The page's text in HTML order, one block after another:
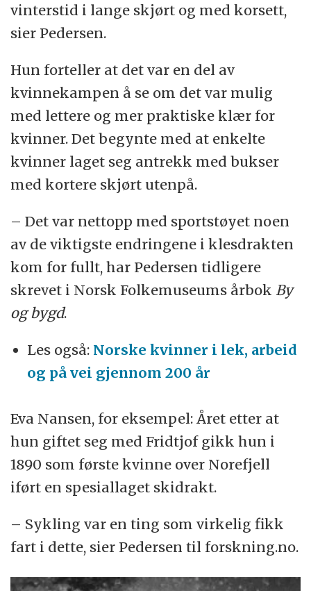
vinterstid i lange skjørt og med korsett,
sier Pedersen.
Hun forteller at det var en del av
kvinnekampen å se om det var mulig
med lettere og mer praktiske klær for
kvinner. Det begynte med at enkelte
kvinner laget seg antrekk med bukser
med kortere skjørt utenpå.
– Det var nettopp med sportstøyet noen
av de viktigste endringene i klesdrakten
kom for fullt, har Pedersen tidligere
skrevet i Norsk Folkemuseums årbok By
og bygd.
Les også: Norske kvinner i lek, arbeid
og på vei gjennom 200 år
Eva Nansen, for eksempel: Året etter at
hun giftet seg med Fridtjof gikk hun i
1890 som første kvinne over Norefjell
iført en spesiallaget skidrakt.
– Sykling var en ting som virkelig fikk
fart i dette, sier Pedersen til forskning.no.